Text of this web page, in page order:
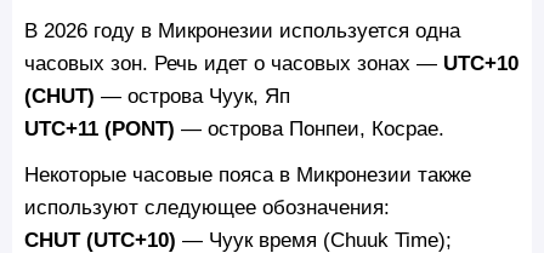
В 2026 году в Микронезии используется одна
часовых зон. Речь идет о часовых зонах — UTC+10
(CHUT) — острова Чуук, Яп
UTC+11 (PONT) — острова Понпеи, Косрае.
Некоторые часовые пояса в Микронезии также
используют следующее обозначения:
CHUT (UTC+10) — Чуук время (Chuuk Time);